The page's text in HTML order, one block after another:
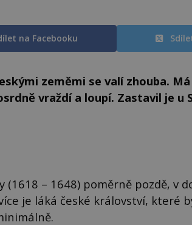
na Facebooku
zeměmi se valí zhouba.
vraždí a loupí. Zastavil je u
– 1648) poměrně pozdě, v
je láká české království, které